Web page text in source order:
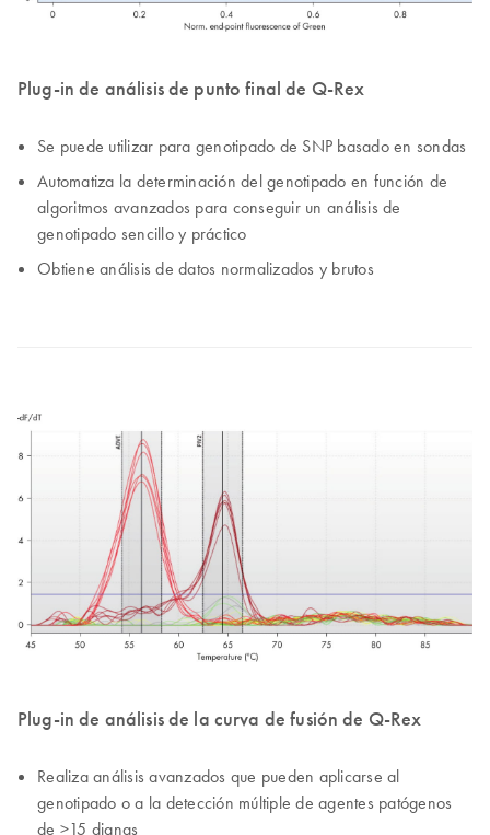
Plug-in de análisis de punto final de Q-Rex
Se puede utilizar para genotipado de SNP basado en sondas
Automatiza la determinación del genotipado en función de
algoritmos avanzados para conseguir un análisis de
genotipado sencillo y práctico
Obtiene análisis de datos normalizados y brutos
Plug-in de análisis de la curva de fusión de Q-Rex
Realiza análisis avanzados que pueden aplicarse al
genotipado o a la detección múltiple de agentes patógenos
de >15 dianas